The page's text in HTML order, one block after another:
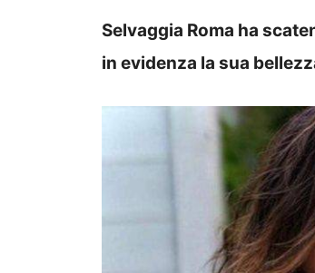
Selvaggia Roma ha
in evidenza la sua